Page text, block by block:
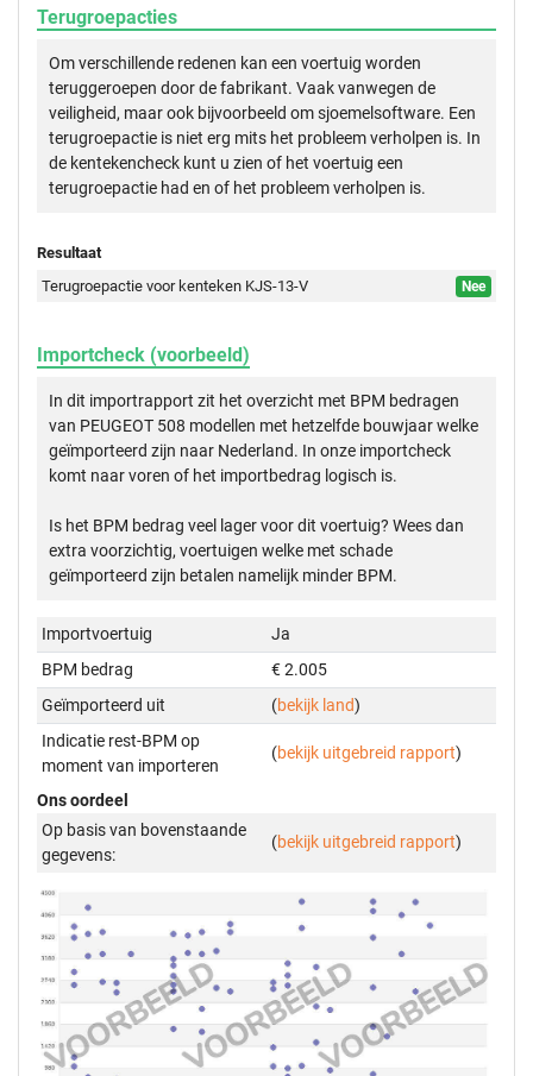
Terugroepacties
Om verschillende redenen kan een voertuig worden
teruggeroepen door de fabrikant. Vaak vanwegen de
veiligheid, maar ook bijvoorbeeld om sjoemelsoftware. Een
terugroepactie is niet erg mits het probleem verholpen is. In
de kentekencheck kunt u zien of het voertuig een
terugroepactie had en of het probleem verholpen is.
Resultaat
Terugroepactie voor kenteken KJS-13-V
Nee
Importcheck (voorbeeld)
In dit importrapport zit het overzicht met BPM bedragen
van PEUGEOT 508 modellen met hetzelfde bouwjaar welke
geïmporteerd zijn naar Nederland. In onze importcheck
komt naar voren of het importbedrag logisch is.
Is het BPM bedrag veel lager voor dit voertuig? Wees dan
extra voorzichtig, voertuigen welke met schade
geïmporteerd zijn betalen namelijk minder BPM.
Importvoertuig
Ja
BPM bedrag
€ 2.005
Geïmporteerd uit
(bekijk land)
Indicatie rest-BPM op
moment van importeren
(bekijk uitgebreid rapport)
Ons oordeel
Op basis van bovenstaande
gegevens:
(bekijk uitgebreid rapport)